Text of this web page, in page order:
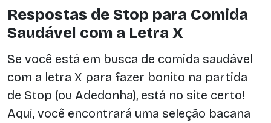
Respostas de Stop para Comida
Saudável com a Letra X
Se você está em busca de comida saudável
com a letra X para fazer bonito na partida
de Stop (ou Adedonha), está no site certo!
Aqui, você encontrará uma seleção bacana